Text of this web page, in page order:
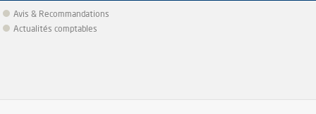
Avis & Recommandations
Actualités comptables